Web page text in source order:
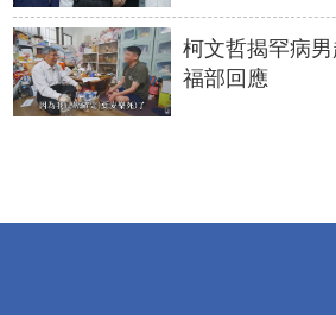
柯文哲揭罕病
福部回應